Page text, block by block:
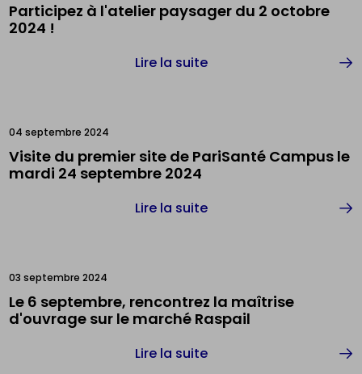
Participez à l'atelier paysager du 2 octobre
2024 !
Lire la suite
04 septembre 2024
Visite du premier site de PariSanté Campus le
mardi 24 septembre 2024
Lire la suite
03 septembre 2024
Le 6 septembre, rencontrez la maîtrise
d'ouvrage sur le marché Raspail
Lire la suite